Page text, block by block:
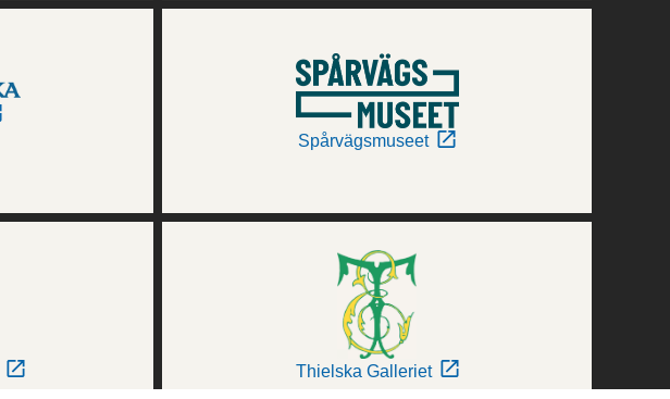
Spårvägsmuseet
Thielska Galleriet